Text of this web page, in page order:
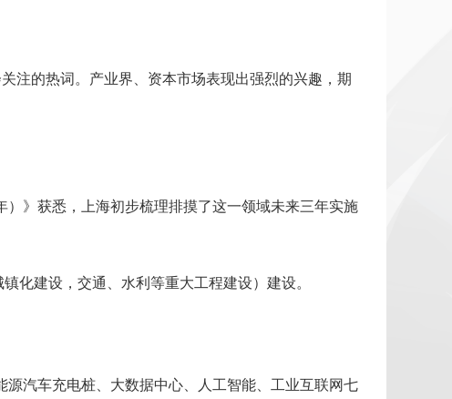
注的热词。产业界、资本市场表现出强烈的兴趣，期
》获悉，上海初步梳理排摸了这一领域未来三年实施
化建设，交通、水利等重大工程建设）建设。
汽车充电桩、大数据中心、人工智能、工业互联网七